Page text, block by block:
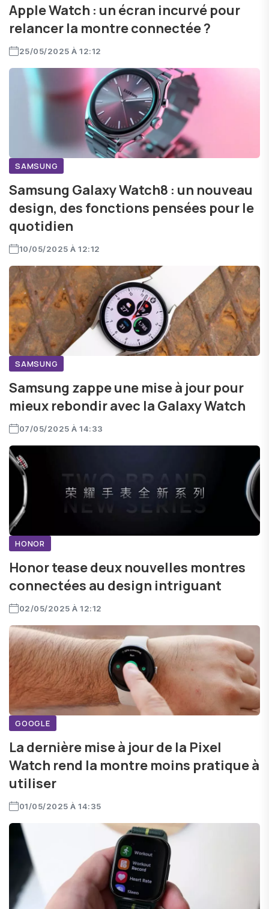
Apple Watch : un écran incurvé pour
relancer la montre connectée ?
25/05/2025 À 12:12
SAMSUNG
Samsung Galaxy Watch8 : un nouveau
design, des fonctions pensées pour le
quotidien
10/05/2025 À 12:12
SAMSUNG
Samsung zappe une mise à jour pour
mieux rebondir avec la Galaxy Watch
07/05/2025 À 14:33
HONOR
Honor tease deux nouvelles montres
connectées au design intriguant
02/05/2025 À 12:12
GOOGLE
La dernière mise à jour de la Pixel
Watch rend la montre moins pratique à
utiliser
01/05/2025 À 14:35